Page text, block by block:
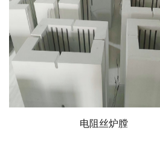
电阻丝炉膛
多晶莫来石纤维炉膛
太阳能光伏扩散炉
陶瓷纤维电阻丝加热模块
陶瓷纤维异形制品